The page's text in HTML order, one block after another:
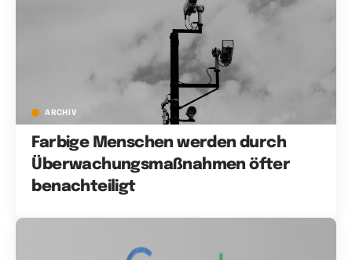
ARCHIV
Farbige Menschen werden durch
Überwachungsmaßnahmen öfter
benachteiligt